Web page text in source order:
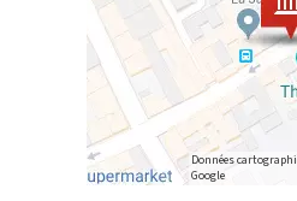
Données
Google